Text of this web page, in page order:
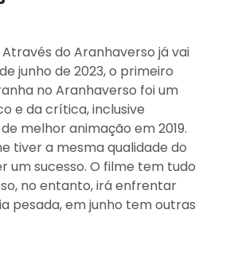
do Aranhaverso já vai
junho de 2023, o primeiro
no Aranhaverso foi um
e da crítica, inclusive
melhor animação em 2019.
tiver a mesma qualidade do
um sucesso. O filme tem tudo
no entanto, irá enfrentar
pesada, em junho tem outras